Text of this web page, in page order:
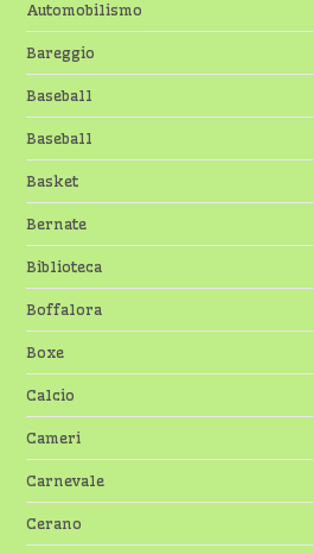
Automobilismo
Bareggio
Baseball
Baseball
Basket
Bernate
Biblioteca
Boffalora
Boxe
Calcio
Cameri
Carnevale
Cerano